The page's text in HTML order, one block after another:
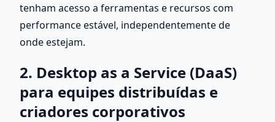
tenham acesso a ferramentas e recursos com
performance estável, independentemente de
onde estejam.
2. Desktop as a Service (DaaS)
para equipes distribuídas e
criadores corporativos